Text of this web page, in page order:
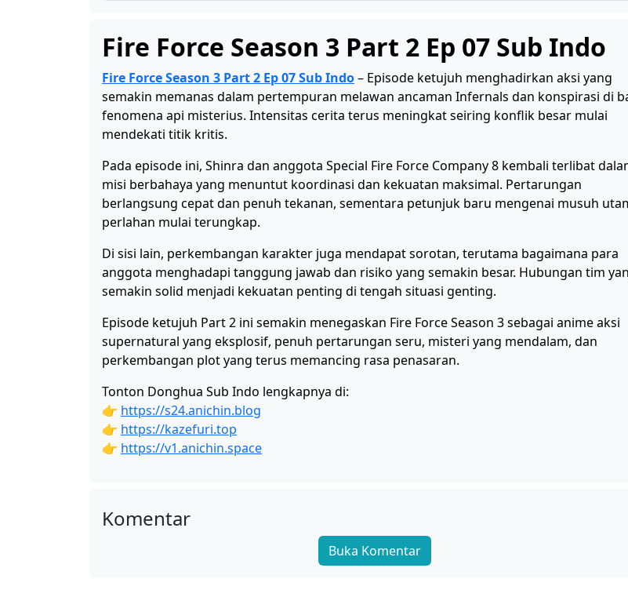
Fire Force Season 3 Part 2 Ep 07 Sub Indo
Fire Force Season 3 Part 2 Ep 07 Sub Indo– Episode ketujuh menghadirkan aksi yang
semakin memanas dalam pertempuran melawan ancaman Infernals dan konspirasi di
fenomena api misterius. Intensitas cerita terus meningkat seiring konflik besar mulai
mendekati titik kritis.
Pada episode ini, Shinra dan anggota Special Fire Force Company 8 kembali terlibat
misi berbahaya yang menuntut koordinasi dan kekuatan maksimal. Pertarungan
berlangsung cepat dan penuh tekanan, sementara petunjuk baru mengenai musuh
perlahan mulai terungkap.
Di sisi lain, perkembangan karakter juga mendapat sorotan, terutama bagaimana para
anggota menghadapi tanggung jawab dan risiko yang semakin besar. Hubungan tim
semakin solid menjadi kekuatan penting di tengah situasi genting.
Episode ketujuh Part 2 ini semakin menegaskan Fire Force Season 3 sebagai anime aksi
supernatural yang eksplosif, penuh pertarungan seru, misteri yang mendalam, dan
perkembangan plot yang terus memancing rasa penasaran.
Tonton Donghua Sub Indo lengkapnya di:
👉 https://s24.anichin.blog
👉 https://kazefuri.top
👉 https://v1.anichin.space
Komentar
Buka Komentar